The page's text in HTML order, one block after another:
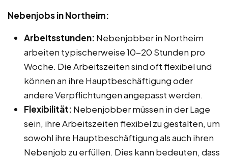
Nebenjobs in Northeim:
Arbeitsstunden: Nebenjobber in Northeim
arbeiten typischerweise 10-20 Stunden pro
Woche. Die Arbeitszeiten sind oft flexibel und
können an ihre Hauptbeschäftigung oder
andere Verpflichtungen angepasst werden.
Flexibilität: Nebenjobber müssen in der Lage
sein, ihre Arbeitszeiten flexibel zu gestalten, um
sowohl ihre Hauptbeschäftigung als auch ihren
Nebenjob zu erfüllen. Dies kann bedeuten, dass